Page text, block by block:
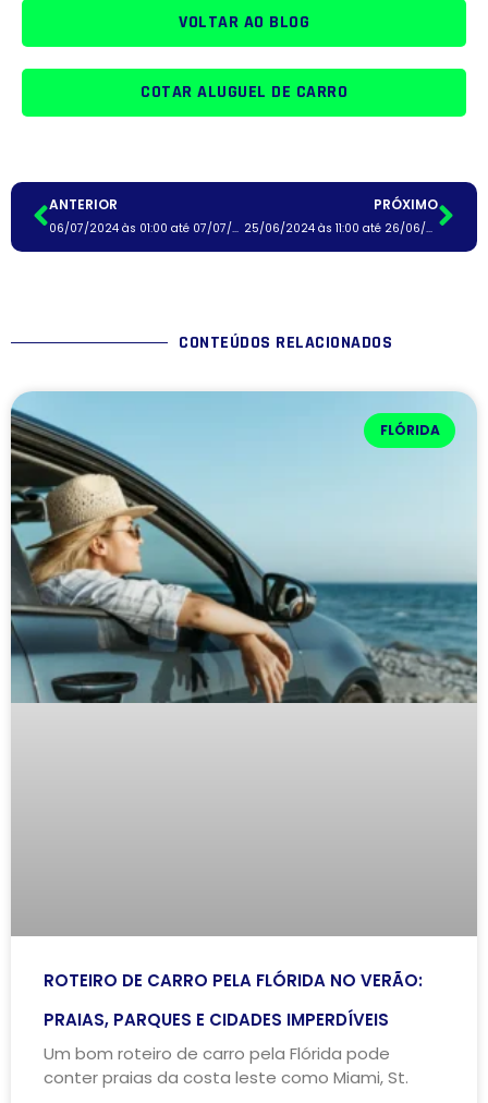
VOLTAR AO BLOG
COTAR ALUGUEL DE CARRO
ANTERIOR
06/07/2024 às 01:00 até 07/07/2024 às 11:00
PRÓXIMO
25/06/2024 às 11:00 até 26/06/2024 às 01:00
CONTEÚDOS RELACIONADOS
FLÓRIDA
ROTEIRO DE CARRO PELA FLÓRIDA NO VERÃO:
PRAIAS, PARQUES E CIDADES IMPERDÍVEIS
Um bom roteiro de carro pela Flórida pode
conter praias da costa leste como Miami, St.